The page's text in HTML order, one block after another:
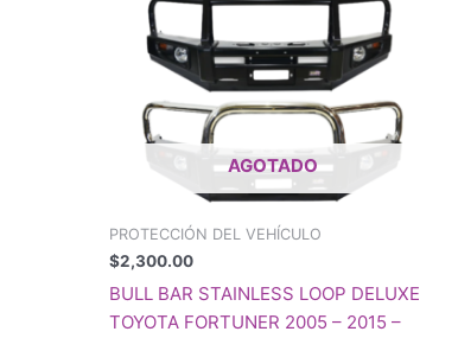
AGOTADO
PROTECCIÓN DEL VEHÍCULO
$2,300.00
BULL BAR STAINLESS LOOP DELUXE
TOYOTA FORTUNER 2005 – 2015 –